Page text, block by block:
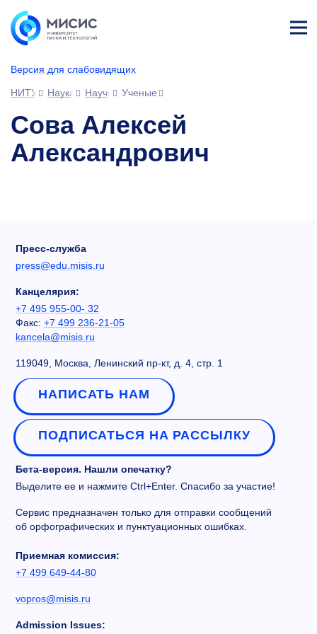
Версия для слабовидящих
НИТУ МИСИС
Наука Научное сообщество
Ученые
Сова Алексей
Александрович
Пресс-служба
press@edu.misis.ru
Канцелярия:
+7 495 955-00- 32
Факс: +7 499 236-21-05
kancela@misis.ru
119049, Москва, Ленинский пр-кт, д. 4, стр. 1
НАПИСАТЬ НАМ
ПОДПИСАТЬСЯ НА РАССЫЛКУ
Бета-версия. Нашли опечатку?
Выделите ее и нажмите Ctrl+Enter. Спасибо за участие!
Сервис предназначен только для отправки сообщений
об орфографических и пунктуационных ошибках.
Приемная комиссия:
+7 499 649-44-80
vopros@misis.ru
Admission Issues: